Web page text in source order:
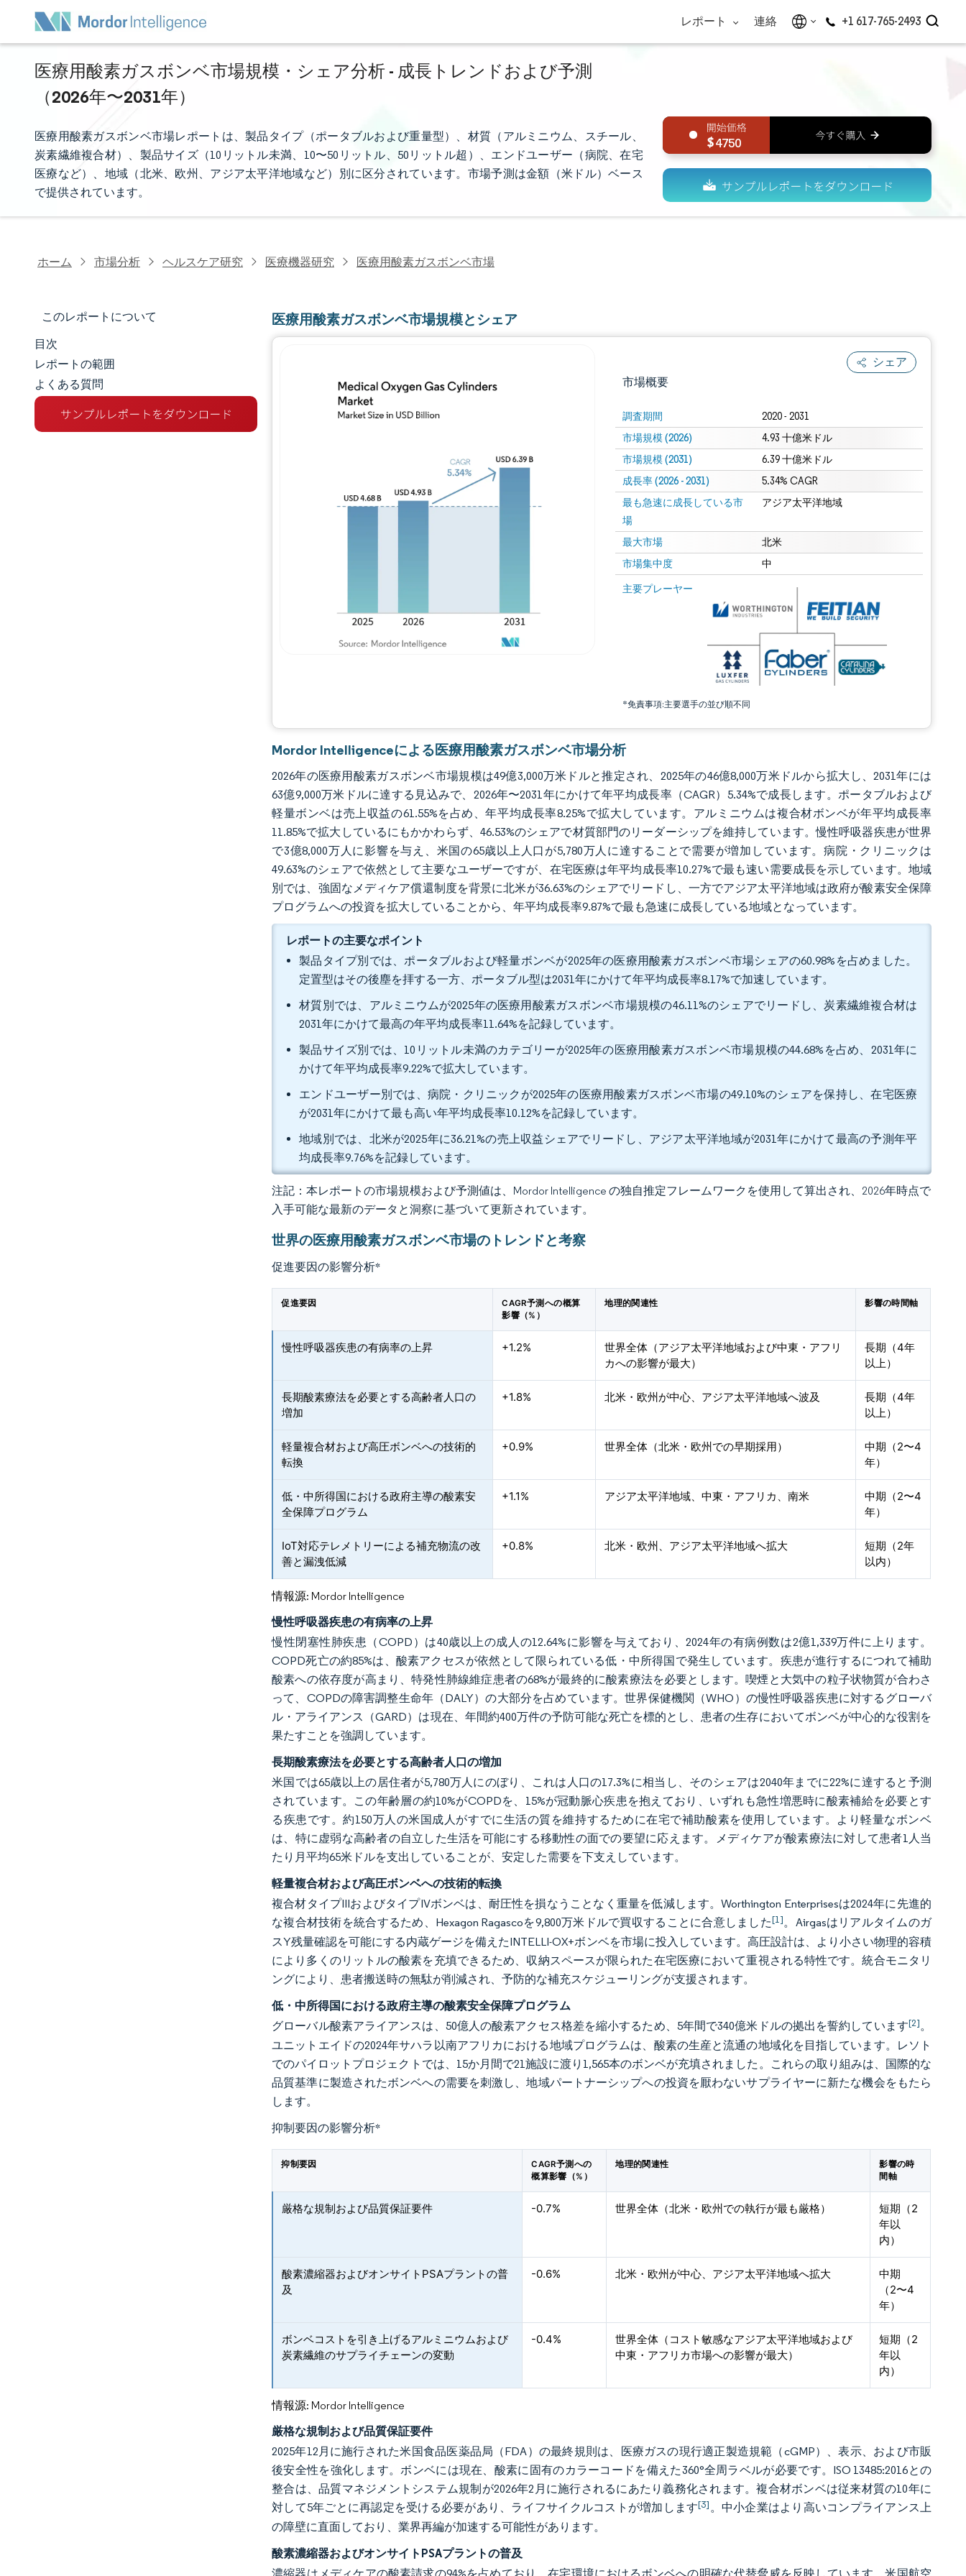
レポート 連絡 +1 617-765-2493
医療用酸素ガスボンベ市場規模・シェア分析 - 成長トレンドおよび予測
（2026年〜2031年）
医療用酸素ガスボンベ市場レポートは、製品タイプ（ポータブルおよび重量型）、材質（アルミニウム、スチール、
炭素繊維複合材）、製品サイズ（10リットル未満、10〜50リットル、50リットル超）、エンドユーザー（病院、在宅
医療など）、地域（北米、欧州、アジア太平洋地域など）別に区分されています。市場予測は金額（米ドル）ベース
で提供されています。
4750
ホーム 市場分析 ヘルスケア研究 医療機器研究 医療用酸素ガスボンベ市場
このレポートについて
市場規模とシェア
市場分析
トレンドとインサイト
目次
レポートの範囲
よくある質問
医療用酸素ガスボンベ市場規模とシェア
シェア
市場概要
調査期間 2020 - 2031
市場規模 (2026) 4.93 十億米ドル
市場規模 (2031) 6.39 十億米ドル
成長率 (2026 - 2031) 5.34% CAGR
最も急速に成長している市
場
アジア太平洋地域
最大市場 北米
市場集中度 中
主要プレーヤー
*免責事項:主要選手の並び順不同
画像 © Mordor Intelligence。再利用にはCC BY 4.0の表示が必要です。
画像 © Mordor Intelligence。再利用にはCC BY 4.0の表示が必要です。
Mordor Intelligenceによる医療用酸素ガスボンベ市場分析
2026年の医療用酸素ガスボンベ市場規模は49億3,000万米ドルと推定され、2025年の46億8,000万米ドルから拡大し、2031年には
63億9,000万米ドルに達する見込みで、2026年〜2031年にかけて年平均成長率（CAGR）5.34%で成長します。ポータブルおよび
軽量ボンベは売上収益の61.55%を占め、年平均成長率8.25%で拡大しています。アルミニウムは複合材ボンベが年平均成長率
11.85%で拡大しているにもかかわらず、46.53%のシェアで材質部門のリーダーシップを維持しています。慢性呼吸器疾患が世界
で3億8,000万人に影響を与え、米国の65歳以上人口が5,780万人に達することで需要が増加しています。病院・クリニックは
49.63%のシェアで依然として主要なユーザーですが、在宅医療は年平均成長率10.27%で最も速い需要成長を示しています。地域
別では、強固なメディケア償還制度を背景に北米が36.63%のシェアでリードし、一方でアジア太平洋地域は政府が酸素安全保障
プログラムへの投資を拡大していることから、年平均成長率9.87%で最も急速に成長している地域となっています。
レポートの主要なポイント
製品タイプ別では、ポータブルおよび軽量ボンベが2025年の医療用酸素ガスボンベ市場シェアの60.98%を占めました。
定置型はその後塵を拝する一方、ポータブル型は2031年にかけて年平均成長率8.17%で加速しています。
材質別では、アルミニウムが2025年の医療用酸素ガスボンベ市場規模の46.11%のシェアでリードし、炭素繊維複合材は
2031年にかけて最高の年平均成長率11.64%を記録しています。
製品サイズ別では、10リットル未満のカテゴリーが2025年の医療用酸素ガスボンベ市場規模の44.68%を占め、2031年に
かけて年平均成長率9.22%で拡大しています。
エンドユーザー別では、病院・クリニックが2025年の医療用酸素ガスボンベ市場の49.10%のシェアを保持し、在宅医療
が2031年にかけて最も高い年平均成長率10.12%を記録しています。
地域別では、北米が2025年に36.21%の売上収益シェアでリードし、アジア太平洋地域が2031年にかけて最高の予測年平
均成長率9.76%を記録しています。
注記：本レポートの市場規模および予測値は、Mordor Intelligence の独自推定フレームワークを使用して算出され、2026年時点で
入手可能な最新のデータと洞察に基づいて更新されています。
世界の医療用酸素ガスボンベ市場のトレンドと考察
促進要因の影響分析*
促進要因
CAGR予測への概算
影響（%）
地理的関連性 影響の時間軸
慢性呼吸器疾患の有病率の上昇 +1.2%
世界全体（アジア太平洋地域および中東・アフリ
カへの影響が最大）
長期（4年
以上）
長期酸素療法を必要とする高齢者人口の
増加
+1.8% 北米・欧州が中心、アジア太平洋地域へ波及
長期（4年
以上）
軽量複合材および高圧ボンベへの技術的
転換
+0.9% 世界全体（北米・欧州での早期採用）
中期（2〜4
年）
低・中所得国における政府主導の酸素安
全保障プログラム
+1.1% アジア太平洋地域、中東・アフリカ、南米
中期（2〜4
年）
IoT対応テレメトリーによる補充物流の改
善と漏洩低減
+0.8% 北米・欧州、アジア太平洋地域へ拡大
短期（2年
以内）
情報源: Mordor Intelligence
慢性呼吸器疾患の有病率の上昇
慢性閉塞性肺疾患（COPD）は40歳以上の成人の12.64%に影響を与えており、2024年の有病例数は2億1,339万件に上ります。
COPD死亡の約85%は、酸素アクセスが依然として限られている低・中所得国で発生しています。疾患が進行するにつれて補助
酸素への依存度が高まり、特発性肺線維症患者の68%が最終的に酸素療法を必要とします。喫煙と大気中の粒子状物質が合わさ
って、COPDの障害調整生命年（DALY）の大部分を占めています。世界保健機関（WHO）の慢性呼吸器疾患に対するグローバ
ル・アライアンス（GARD）は現在、年間約400万件の予防可能な死亡を標的とし、患者の生存においてボンベが中心的な役割を
果たすことを強調しています。
長期酸素療法を必要とする高齢者人口の増加
米国では65歳以上の居住者が5,780万人にのぼり、これは人口の17.3%に相当し、そのシェアは2040年までに22%に達すると予測
されています。この年齢層の約10%がCOPDを、15%が冠動脈心疾患を抱えており、いずれも急性増悪時に酸素補給を必要とす
る疾患です。約150万人の米国成人がすでに生活の質を維持するために在宅で補助酸素を使用しています。より軽量なボンベ
は、特に虚弱な高齢者の自立した生活を可能にする移動性の面での要望に応えます。メディケアが酸素療法に対して患者1人当
たり月平均65米ドルを支出していることが、安定した需要を下支えしています。
軽量複合材および高圧ボンベへの技術的転換
複合材タイプIIIおよびタイプIVボンベは、耐圧性を損なうことなく重量を低減します。Worthington Enterprisesは2024年に先進的
な複合材技術を統合するため、Hexagon Ragascoを9,800万米ドルで買収することに合意しました[1]。Airgasはリアルタイムのガ
スY残量確認を可能にする内蔵ゲージを備えたINTELLI-OX+ボンベを市場に投入しています。高圧設計は、より小さい物理的容積
により多くのリットルの酸素を充填できるため、収納スペースが限られた在宅医療において重視される特性です。統合モニタリ
ングにより、患者搬送時の無駄が削減され、予防的な補充スケジューリングが支援されます。
低・中所得国における政府主導の酸素安全保障プログラム
グローバル酸素アライアンスは、50億人の酸素アクセス格差を縮小するため、5年間で340億米ドルの拠出を誓約しています[2]。
ユニットエイドの2024年サハラ以南アフリカにおける地域プログラムは、酸素の生産と流通の地域化を目指しています。レソト
でのパイロットプロジェクトでは、15か月間で21施設に渡り1,565本のボンベが充填されました。これらの取り組みは、国際的な
品質基準に製造されたボンベへの需要を刺激し、地域パートナーシップへの投資を厭わないサプライヤーに新たな機会をもたら
します。
抑制要因の影響分析*
抑制要因
CAGR予測への
概算影響（%）
地理的関連性
影響の時
間軸
厳格な規制および品質保証要件 -0.7% 世界全体（北米・欧州での執行が最も厳格）
短期（2
年以
内）
酸素濃縮器およびオンサイトPSAプラントの普
及
-0.6% 北米・欧州が中心、アジア太平洋地域へ拡大
中期
（2〜4
年）
ボンベコストを引き上げるアルミニウムおよび
炭素繊維のサプライチェーンの変動
-0.4%
世界全体（コスト敏感なアジア太平洋地域および
中東・アフリカ市場への影響が最大）
短期（2
年以
内）
情報源: Mordor Intelligence
厳格な規制および品質保証要件
2025年12月に施行された米国食品医薬品局（FDA）の最終規則は、医療ガスの現行適正製造規範（cGMP）、表示、および市販
後安全性を強化します。ボンベには現在、酸素に固有のカラーコードを備えた360°全周ラベルが必要です。ISO 13485:2016との
整合は、品質マネジメントシステム規制が2026年2月に施行されるにあたり義務化されます。複合材ボンベは従来材質の10年に
対して5年ごとに再認定を受ける必要があり、ライフサイクルコストが増加します[3]。中小企業はより高いコンプライアンス上
の障壁に直面しており、業界再編が加速する可能性があります。
酸素濃縮器およびオンサイトPSAプラントの普及